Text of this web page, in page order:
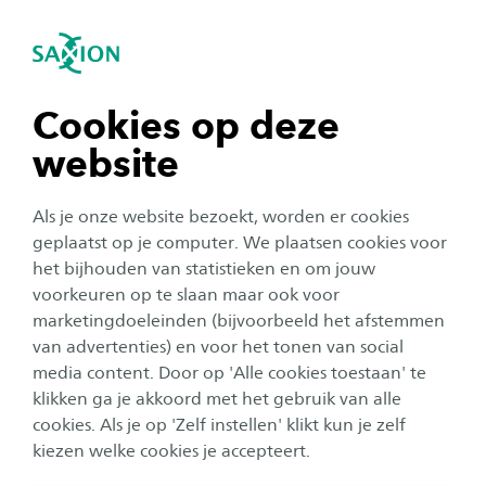
Cookies op deze
website
Als je onze website bezoekt, worden er cookies
geplaatst op je computer. We plaatsen cookies voor
het bijhouden van statistieken en om jouw
voorkeuren op te slaan maar ook voor
marketingdoeleinden (bijvoorbeeld het afstemmen
van advertenties) en voor het tonen van social
media content. Door op 'Alle cookies toestaan' te
klikken ga je akkoord met het gebruik van alle
cookies. Als je op 'Zelf instellen' klikt kun je zelf
kiezen welke cookies je accepteert.
Navigatie openen
tonen
tonen
tonen
tonen
sluiten
Privacyverklaring
Saxion Hogeschool gaat zorgvuldig om met de
persoonsgegevens van iedereen die bij Saxion
studeert of heeft gestudeerd, deelneemt aan
een onderzoek, werkt, de gebouwen of website
van Saxion bezoekt of diensten aan Saxion
verleent. Via deze pagina informeert Saxion je
hierover.